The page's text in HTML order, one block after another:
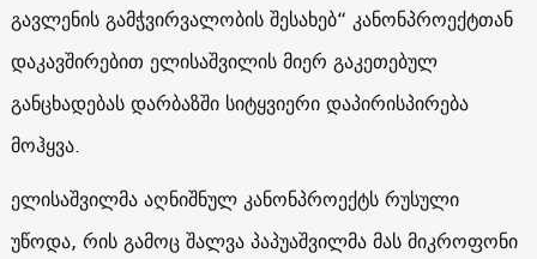
გავლენის გამჭვირვალობის შესახებ“ კანონპროექტთან
დაკავშირებით ელისაშვილის მიერ გაკეთებულ
განცხადებას დარბაზში სიტყვიერი დაპირისპირება
მოჰყვა.
ელისაშვილმა აღნიშნულ კანონპროექტს რუსული
უწოდა, რის გამოცშალვა პაპუაშვილმა მას მიკროფონი